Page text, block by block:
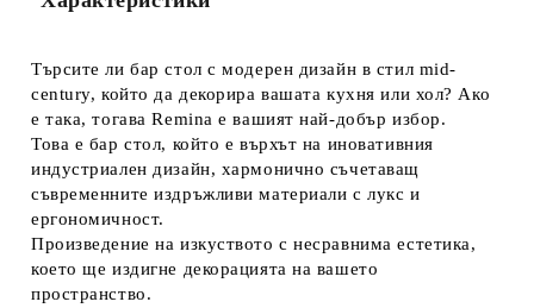
Търсите ли бар стол с модерен дизайн в стил mid-
century, който да декорира вашата кухня или хол? Ако
е така, тогава Remina е вашият най-добър избор.
Това е бар стол, който е върхът на иновативния
индустриален дизайн, хармонично съчетаващ
съвременните издръжливи материали с лукс и
ергономичност.
Произведение на изкуството с несравнима естетика,
което ще издигне декорацията на вашето
пространство.